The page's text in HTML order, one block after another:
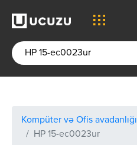
Kompüter və Ofis avadanlığı
HP 15-ec0023ur